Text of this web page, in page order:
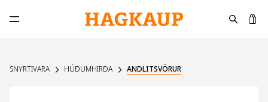
Opna aðalvalmynd
SNYRTIVARA HÚÐUMHIRÐA ANDLITSVÖRUR